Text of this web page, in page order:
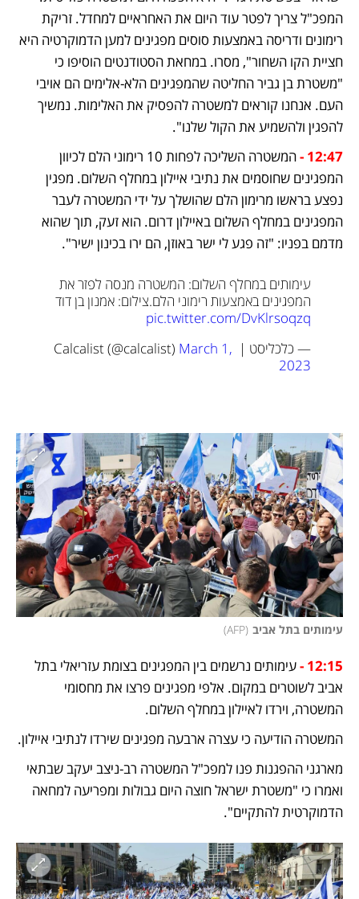
להפגין ולהשמיע את הקול שלנו".
12:47 -
מדמם בפניו: "זה פגע לי ישר באוזן, הם ירו בכינון ישיר".
המפגינים באמצעות רימוני הלם.צילום: אמנון בן דוד
pic.twitter.com/DvKlrsoqzq
— כלכליסט | Calcalist (@calcalist) March 1,
2023
עימותים בתל אביב (
AFP
)
12:15 -
המשטרה, וירדו לאיילון במחלף השלום.
המשטרה הודיעה כי עצרה ארבעה מפגינים שירדו לנתיבי איילון.
הדמוקרטית להתקיים".